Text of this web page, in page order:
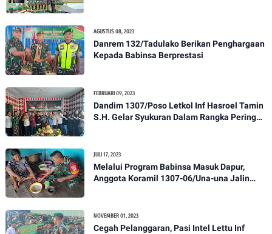
AGUSTUS 08, 2023
Danrem 132/Tadulako Berikan Penghargaan
Kepada Babinsa Berprestasi
FEBRUARI 09, 2023
Dandim 1307/Poso Letkol Inf Hasroel Tamin
S.H. Gelar Syukuran Dalam Rangka Peringati
JULI 17, 2023
Melalui Program Babinsa Masuk Dapur,
Anggota Koramil 1307-06/Una-una Jalin
NOVEMBER 01, 2023
Cegah Pelanggaran, Pasi Intel Lettu Inf